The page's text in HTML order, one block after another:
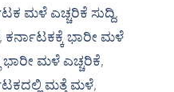
ಮಳೆ ಎಚ್ಚರಿಕೆ ಸುದ್ದಿ,
, ಕರ್ನಾಟಕಕ್ಕೆ ಭಾರೀ ಮಳೆ
ಭಾರೀ ಮಳೆ ಎಚ್ಚರಿಕೆ,
ಮತ್ತೆ ಮಳೆ,